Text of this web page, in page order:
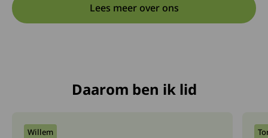
Lees meer over ons
Daarom ben ik lid
Willem